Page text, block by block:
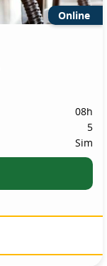
Online
08h
5
Sim